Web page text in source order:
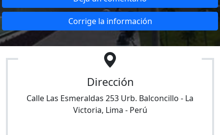
Corrige la información
Dirección
Calle Las Esmeraldas 253 Urb. Balconcillo - La
Victoria, Lima - Perú